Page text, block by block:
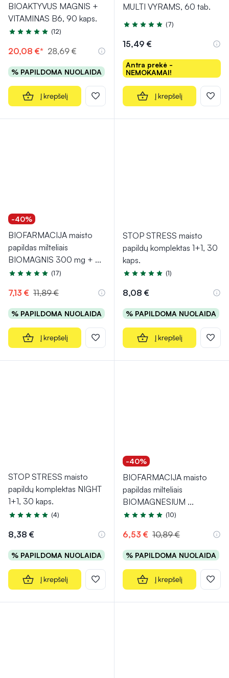
BIOAKTYVUS MAGNIS +
VITAMINAS B6, 90 kaps.
Įvertinimas 5.0 iš 5
(12)
20,08 €* 28,69 €
% PAPILDOMA NUOLAIDA
Į krepšelį
MULTI VYRAMS, 60 tab.
Įvertinimas 4.7 iš 5
(7)
15,49 €
Antra prekė -
NEMOKAMAI!
Į krepšelį
-40%
BIOFARMACIJA maisto
papildas milteliais
BIOMAGNIS 300 mg + ...
Įvertinimas 4.7 iš 5
(17)
7,13 € 11,89 €
% PAPILDOMA NUOLAIDA
Į krepšelį
STOP STRESS maisto
papildų komplektas 1+1, 30
kaps.
Įvertinimas 5.0 iš 5
(1)
8,08 €
% PAPILDOMA NUOLAIDA
Į krepšelį
STOP STRESS maisto
papildų komplektas NIGHT
1+1, 30 kaps.
Įvertinimas 5.0 iš 5
(4)
8,38 €
% PAPILDOMA NUOLAIDA
Į krepšelį
-40%
BIOFARMACIJA maisto
papildas milteliais
BIOMAGNESIUM ...
Įvertinimas 5.0 iš 5
(10)
6,53 € 10,89 €
% PAPILDOMA NUOLAIDA
Į krepšelį